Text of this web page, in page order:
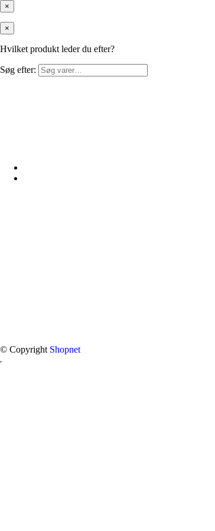
×
×
Hvilket produkt leder du efter?
Søg efter:
© Copyright Shopnet